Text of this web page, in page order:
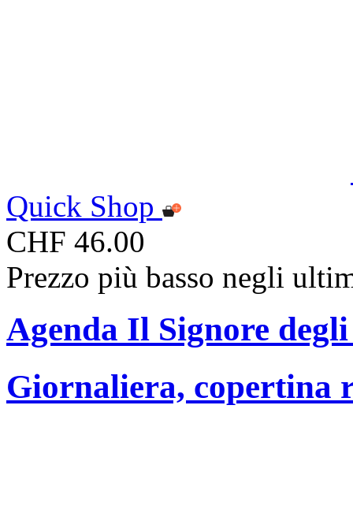
Quick Shop
CHF 46.00
Prezzo più basso negli
Agenda Il Signore
Giornaliera, copertina